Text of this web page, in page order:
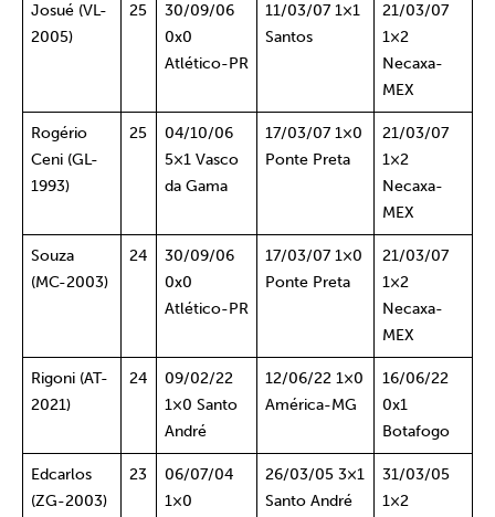
Josué (VL-
2005)
25
30/09/06
0x0
Atlético-PR
11/03/07 1×1
Santos
21/03/07
1×2
Necaxa-
MEX
Rogério
Ceni (GL-
1993)
25
04/10/06
5×1 Vasco
da Gama
17/03/07 1×0
Ponte Preta
21/03/07
1×2
Necaxa-
MEX
Souza
(MC-2003)
24
30/09/06
0x0
Atlético-PR
17/03/07 1×0
Ponte Preta
21/03/07
1×2
Necaxa-
MEX
Rigoni (AT-
2021)
24
09/02/22
1×0 Santo
André
12/06/22 1×0
América-MG
16/06/22
0x1
Botafogo
Edcarlos
(ZG-2003)
23
06/07/04
1×0
26/03/05 3×1
Santo André
31/03/05
1×2